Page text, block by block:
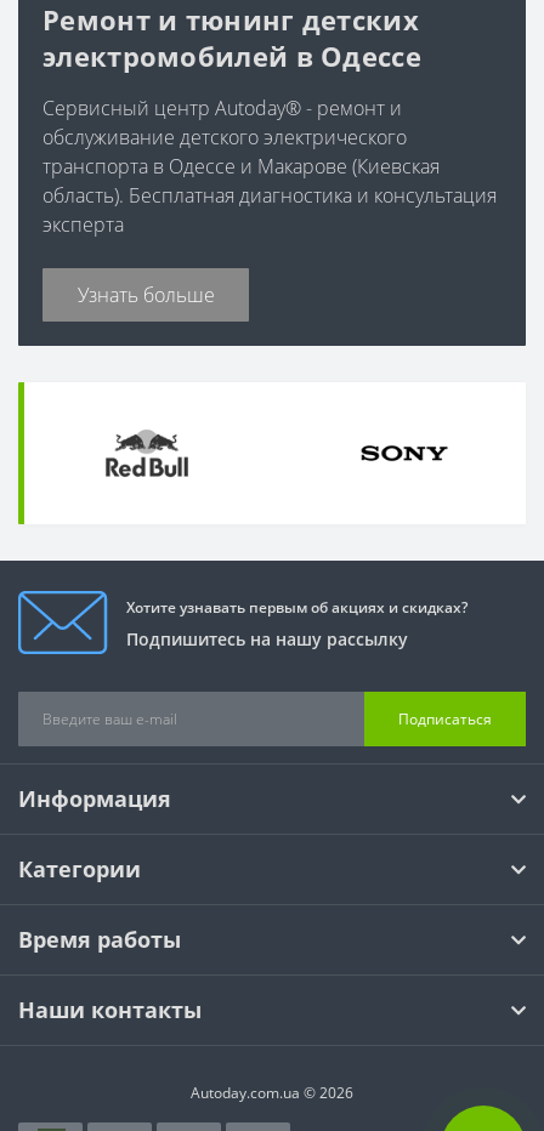
Ремонт и тюнинг детских
электромобилей в Одессе
Сервисный центр Autoday® - ремонт и
обслуживание детского электрического
транспорта в Одессе и Макарове (Киевская
область). Бесплатная диагностика и консультация
эксперта
Узнать больше
Хотите узнавать первым об акциях и скидках?
Подпишитесь на нашу рассылку
Подписаться
Информация
Категории
Время работы
Наши контакты
Autoday.com.ua © 2026